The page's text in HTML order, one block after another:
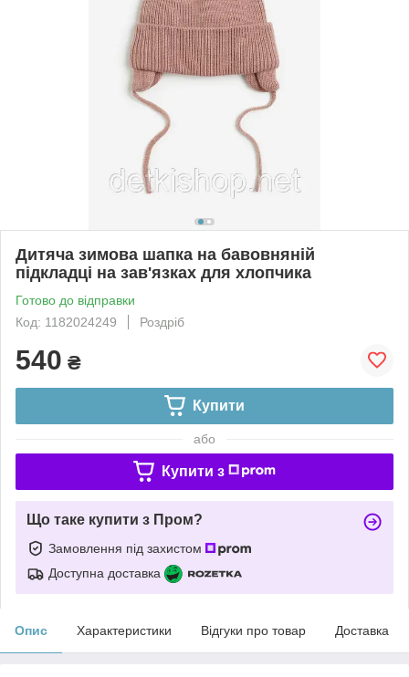
Дитяча зимова шапка на бавовняній
підкладці на зав'язках для хлопчика
Готово до відправки
Код: 1182024249
Роздріб
540 ₴
Купити
або
Купити з
Що таке купити з Пром?
Замовлення під захистом
Доступна доставка
Опис Характеристики Відгуки про товар Доставка